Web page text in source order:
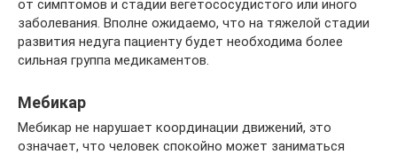
от симптомов и стадии вегетососудистого или иного
заболевания. Вполне ожидаемо, что на тяжелой стадии
развития недуга пациенту будет необходима более
сильная группа медикаментов.
Мебикар
Мебикар не нарушает координации движений, это
означает, что человек спокойно может заниматься